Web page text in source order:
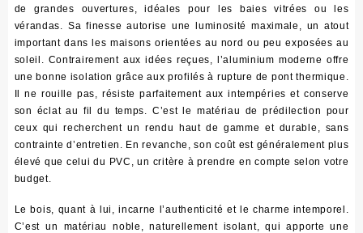
de grandes ouvertures, idéales pour les baies vitrées ou les
vérandas. Sa finesse autorise une luminosité maximale, un atout
important dans les maisons orientées au nord ou peu exposées au
soleil. Contrairement aux idées reçues, l’aluminium moderne offre
une bonne isolation grâce aux profilés à rupture de pont thermique
Il ne rouille pas, résiste parfaitement aux intempéries et conserve
son éclat au fil du temps. C’est le matériau de prédilection pour
ceux qui recherchent un rendu haut de gamme et durable, sans
contrainte d’entretien. En revanche, son coût est généralement plus
élevé que celui du PVC, un critère à prendre en compte selon votre
budget.
Le bois, quant à lui, incarne l’authenticité et le charme intemporel.
C’est un matériau noble, naturellement isolant, qui apporte une